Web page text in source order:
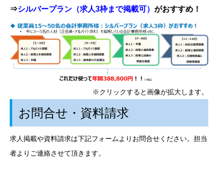
⇒シルバープラン （求人3枠まで掲載可） がおすすめ！
※クリックすると画像が拡大します。
お問合せ・資料請求
求人掲載や資料請求は下記フォームよりお問合せください。担当
者よりご連絡させて頂きます。